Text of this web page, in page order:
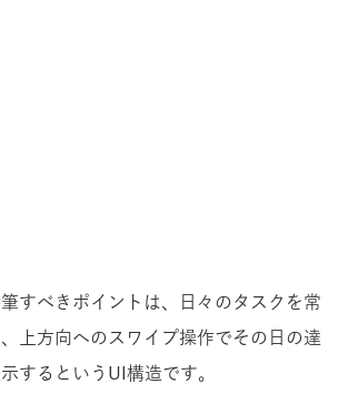
すべきポイントは、日々のタスクを常
上方向へのスワイプ操作でその日の達
するというUI構造です。